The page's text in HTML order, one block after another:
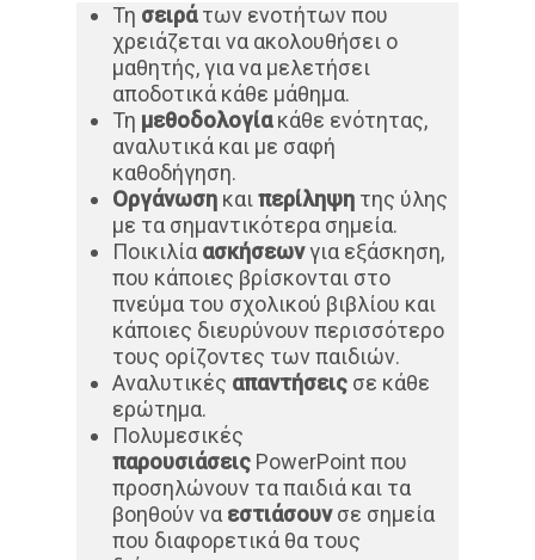
Τη σειράτων ενοτήτων που
χρειάζεται να ακολουθήσει ο
μαθητής, για να μελετήσει
αποδοτικά κάθε μάθημα.
Τη μεθοδολογίακάθε ενότητας,
αναλυτικά και με σαφή
καθοδήγηση.
Οργάνωση καιπερίληψη της ύλης
με τα σημαντικότερα σημεία.
Ποικιλία ασκήσεωνγια εξάσκηση,
που κάποιες βρίσκονται στο
πνεύμα του σχολικού βιβλίου και
κάποιες διευρύνουν περισσότερο
τους ορίζοντες των παιδιών.
Αναλυτικές απαντήσεις σε κάθε
ερώτημα.
Πολυμεσικές
παρουσιάσεις PowerPoint που
προσηλώνουν τα παιδιά και τα
βοηθούν να εστιάσουνσε σημεία
που διαφορετικά θα τους